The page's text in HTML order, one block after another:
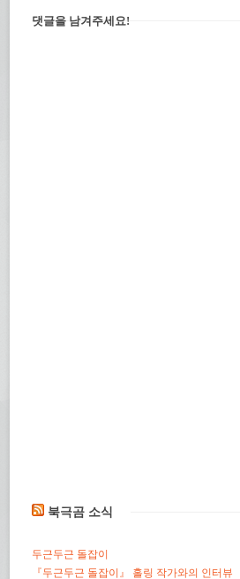
댓글을 남겨주세요!
북극곰 소식
두근두근 돌잡이
『두근두근 돌잡이』 홀링 작가와의 인터뷰